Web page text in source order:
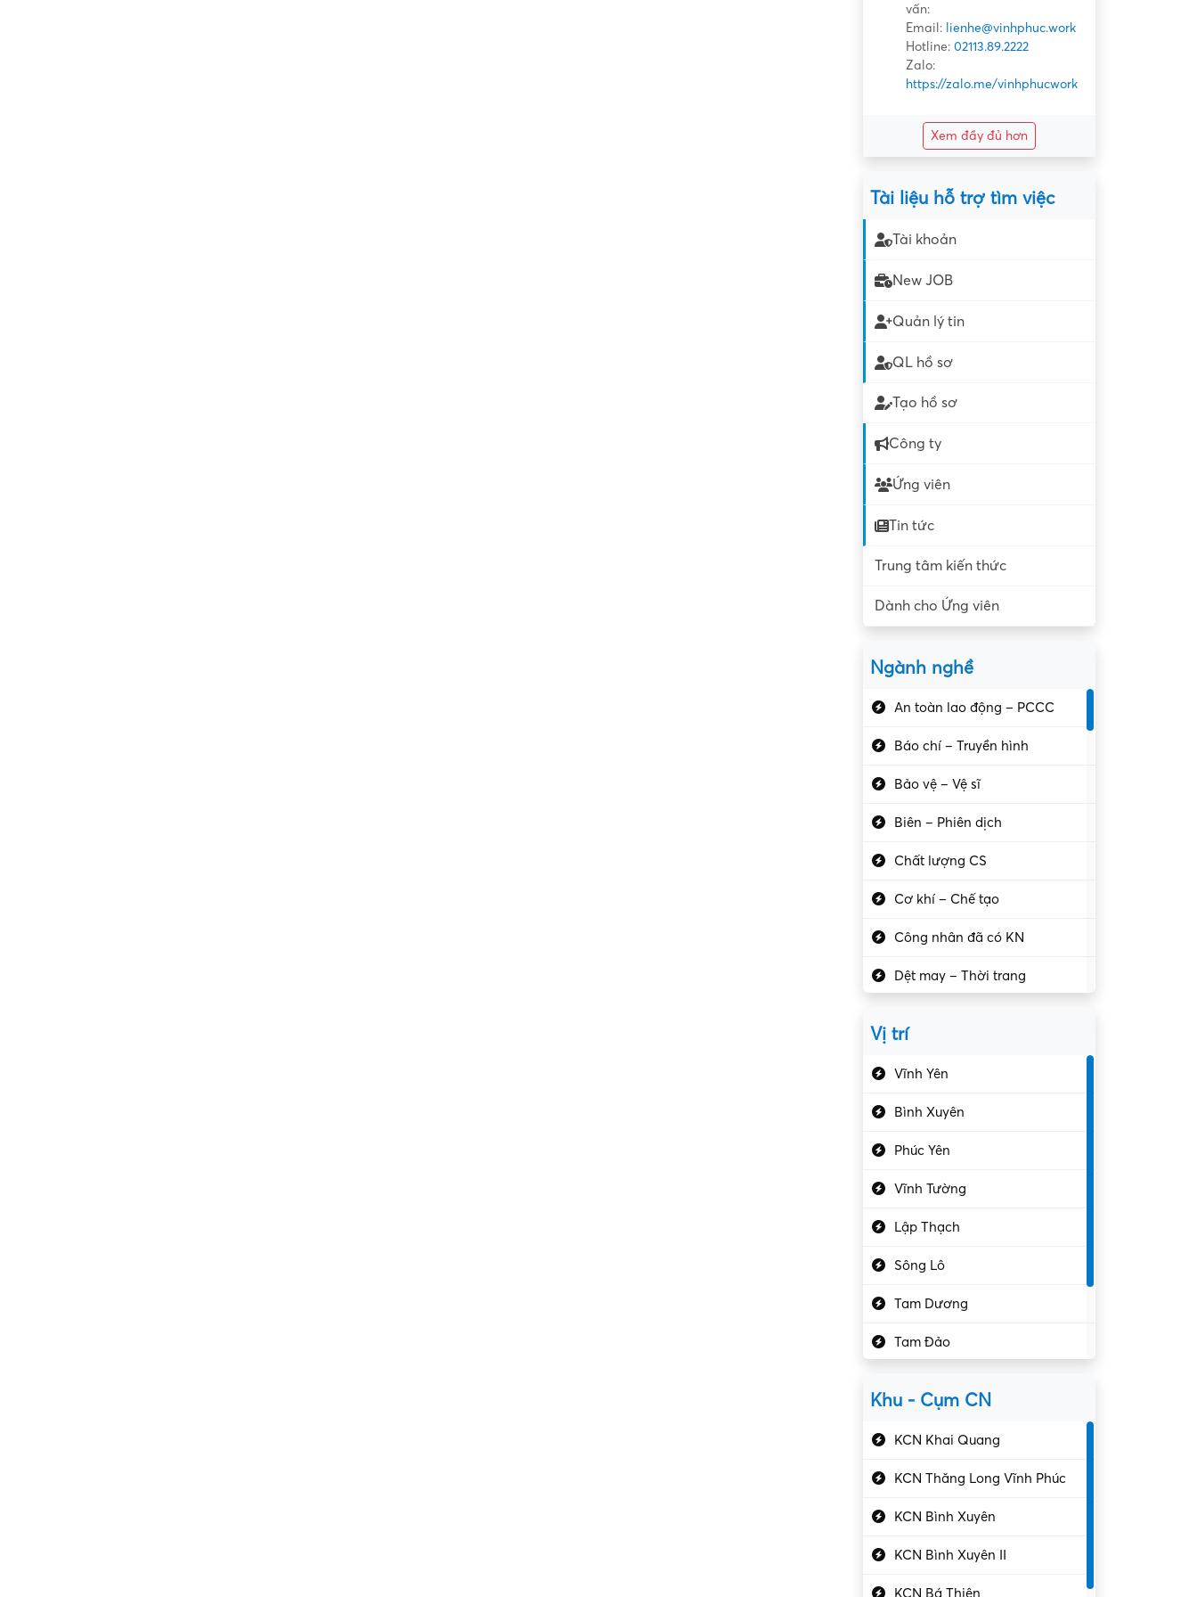
vấn:
Email: lienhe@vinhphuc.work
Hotline: 02113.89.2222
Zalo:
https://zalo.me/vinhphucwork
Xem đầy đủ hơn
Tài liệu hỗ trợ tìm việc
Tài khoản
New JOB
Quản lý tin
QL hồ sơ
Tạo hồ sơ
Công ty
Ứng viên
Tin tức
Trung tâm kiến thức
Dành cho Ứng viên
Ngành nghề
An toàn lao động – PCCC
Báo chí – Truyền hình
Bảo vệ – Vệ sĩ
Biên – Phiên dịch
Chất lượng CS
Cơ khí – Chế tạo
Công nhân đã có KN
Dệt may – Thời trang
Kiểm soát chất lượng
Kỹ sư cơ khí
Kỹ sư điện
Kỹ thuật cao
Kỹ thuật mạng – IT
Làm bán thời gian
Lao động phổ thông
Vị trí
Vĩnh Yên
Bình Xuyên
Phúc Yên
Vĩnh Tường
Lập Thạch
Sông Lô
Tam Dương
Tam Đảo
Khu - Cụm CN
KCN Khai Quang
KCN Thăng Long Vĩnh Phúc
KCN Bình Xuyên
KCN Bình Xuyên II
KCN Bá Thiện